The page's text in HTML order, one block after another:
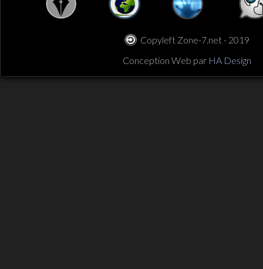
Copyleft Zone-7.net - 2019
Conception Web par HA Design